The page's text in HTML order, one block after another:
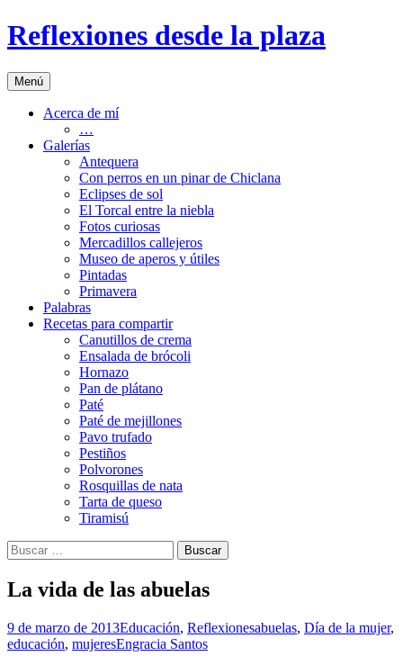
Saltar
al
Reflexiones desde la plaza
Menú
Acerca de mí
…
Galerías
Antequera
Con perros en un pinar de Chiclana
Eclipses de sol
El Torcal entre la niebla
Fotos curiosas
Mercadillos callejeros
Museo de aperos y útiles
Pintadas
Primavera
Palabras
Recetas para compartir
Canutillos de crema
Ensalada de brócoli
Hornazo
Pan de plátano
Paté
Paté de mejillones
Pavo trufado
Pestiños
Polvorones
Rosquillas de nata
Tarta de queso
Tiramisú
Buscar:
La vida de las abuelas
9 de marzo de 2013Educación, Reflexionesabuelas, Día de la mujer,
educación, mujeresEngracia Santos